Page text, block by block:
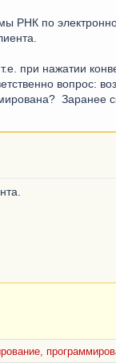
РНК по
при нажатии
вопрос:
Заранее